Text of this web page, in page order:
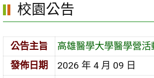
區
校園公告
公告主旨
高雄醫學大學醫學營活
發佈日期
2026 年 4 月 09 日